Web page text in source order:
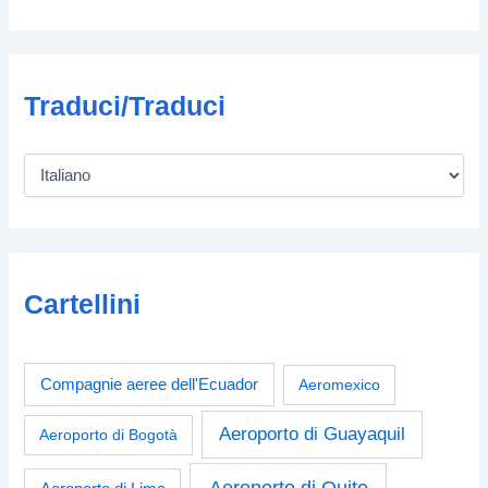
Traduci/Traduci
Cartellini
Compagnie aeree dell'Ecuador Aeromexico
Aeroporto di Bogotà Aeroporto di Guayaquil